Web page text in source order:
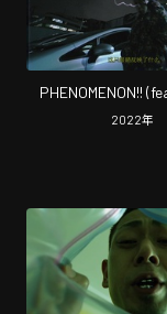
PHENOMENON!!
Coco)
2022年